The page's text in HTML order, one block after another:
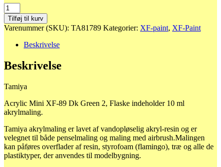
81789
Acrylic
Mini
XF-
Green
2
Tilføj til kurv
Varenummer (SKU): TA81789 Kategorier: XF-paint, XF-Paint
Beskrivelse
Beskrivelse
Tamiya
Acrylic Mini XF-89 Dk Green 2, Flaske indeholder 10 ml
akrylmaling.
Tamiya akrylmaling er lavet af vandopløselig akryl-resin og er
velegnet til både penselmaling og maling med airbrush.Malingen
kan påføres overflader af resin, styrofoam (flamingo), træ og alle de
plastiktyper, der anvendes til modelbygning.